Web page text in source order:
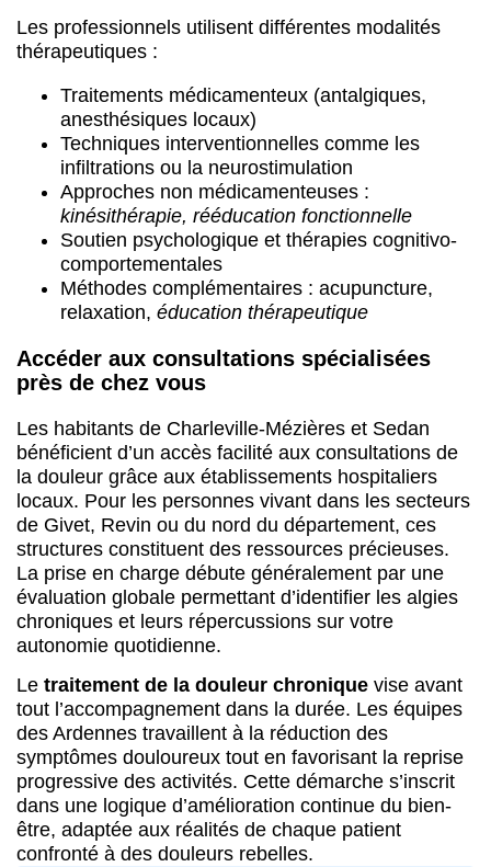
Les professionnels utilisent différentes modalités
thérapeutiques :
Traitements médicamenteux (antalgiques,
anesthésiques locaux)
Techniques interventionnelles comme les
infiltrations ou la neurostimulation
Approches non médicamenteuses :
kinésithérapie, rééducation fonctionnelle
Soutien psychologique et thérapies cognitivo-
comportementales
Méthodes complémentaires : acupuncture,
relaxation, éducation thérapeutique
Accéder aux consultations spécialisées
près de chez vous
Les habitants de Charleville-Mézières et Sedan
bénéficient d’un accès facilité aux consultations de
la douleur grâce aux établissements hospitaliers
locaux. Pour les personnes vivant dans les secteurs
de Givet, Revin ou du nord du département, ces
structures constituent des ressources précieuses.
La prise en charge débute généralement par une
évaluation globale permettant d’identifier les algies
chroniques et leurs répercussions sur votre
autonomie quotidienne.
Le traitement de la douleur chronique vise avant
tout l’accompagnement dans la durée. Les équipes
des Ardennes travaillent à la réduction des
symptômes douloureux tout en favorisant la reprise
progressive des activités. Cette démarche s’inscrit
dans une logique d’amélioration continue du bien-
être, adaptée aux réalités de chaque patient
confronté à des douleurs rebelles.